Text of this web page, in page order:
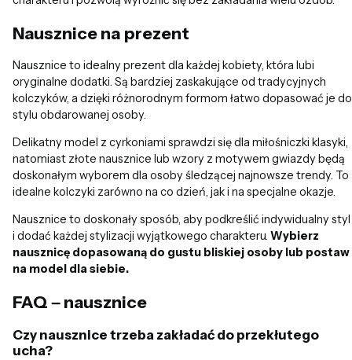
Nausznice na prezent
Nausznice to idealny prezent dla każdej kobiety, która lubi
oryginalne dodatki. Są bardziej zaskakujące od tradycyjnych
kolczyków, a dzięki różnorodnym formom łatwo dopasować je do
stylu obdarowanej osoby.
Delikatny model z cyrkoniami sprawdzi się dla miłośniczki klasyki,
natomiast złote nausznice lub wzory z motywem gwiazdy będą
doskonałym wyborem dla osoby śledzącej najnowsze trendy. To
idealne kolczyki zarówno na co dzień, jak i na specjalne okazje.
Nausznice to doskonały sposób, aby podkreślić indywidualny styl
i dodać każdej stylizacji wyjątkowego charakteru. Wybierz
nausznicę dopasowaną do gustu bliskiej osoby lub postaw
na model dla siebie.
FAQ – nausznice
Czy nausznice trzeba zakładać do przekłutego
ucha?